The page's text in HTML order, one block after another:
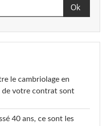
le cambriolage en
de votre contrat sont
40 ans, ce sont les